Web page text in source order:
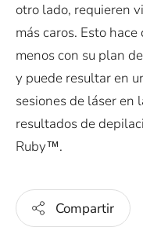
otro lado, requieren
más caros. Esto
menos con su plan
y puede resultar en
sesiones de láser en
resultados de
Ruby™.
Compartir